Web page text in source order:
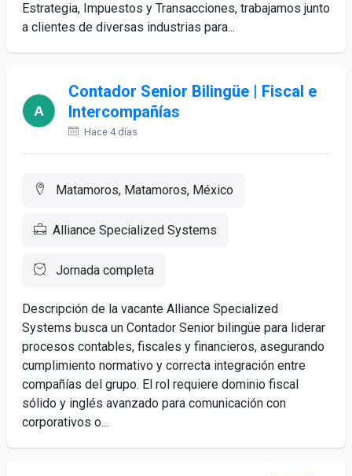
Estrategia, Impuestos y Transacciones, trabajamos junto
a clientes de diversas industrias para...
Contador Senior Bilingüe | Fiscal e
Intercompañías
Hace 4 días
Matamoros, Matamoros, México
Alliance Specialized Systems
Jornada completa
Descripción de la vacante Alliance Specialized
Systems busca un Contador Senior bilingüe para liderar
procesos contables, fiscales y financieros, asegurando
cumplimiento normativo y correcta integración entre
compañías del grupo. El rol requiere dominio fiscal
sólido y inglés avanzado para comunicación con
corporativos o...